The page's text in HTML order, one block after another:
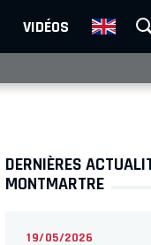
VIDÉOS
DERNIÈRES
MONTMARTRE
19/05/2026